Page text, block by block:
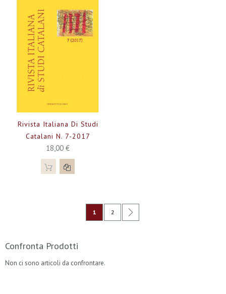
Rivista Italiana Di Studi
Catalani N. 7-2017
18,00 €
Attualmente stai leggendo la pagina
1 Pagina
2
Confronta Prodotti
Non ci sono articoli da confrontare.